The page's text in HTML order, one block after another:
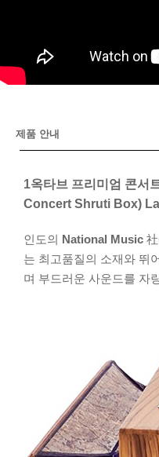
제품 안내
1옥타브 프리미엄 콘서
Concert Shruti Box)
인도의 National Music
는 최고품질의 소재와 뛰
며 부드러운 사운드를 자